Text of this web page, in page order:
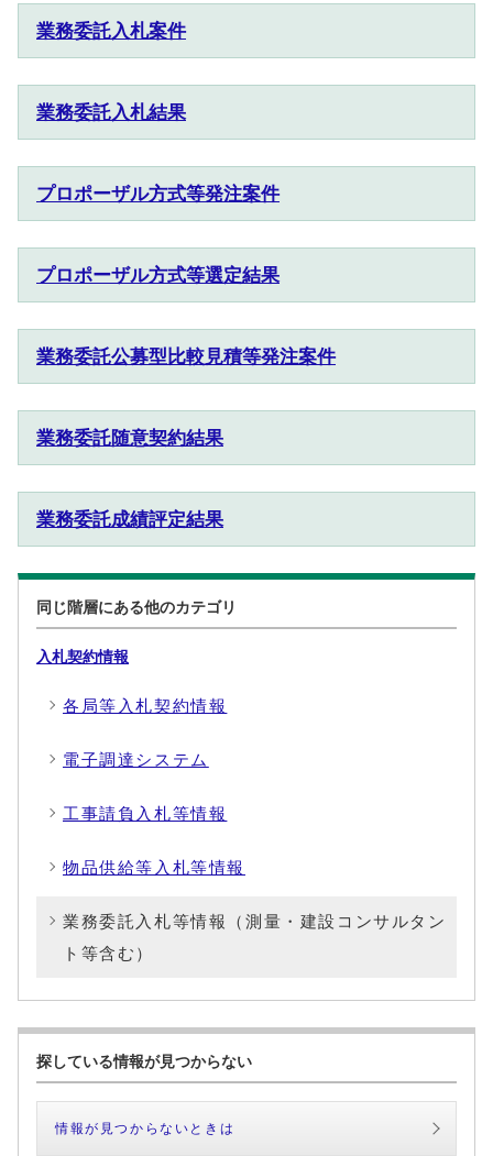
業務委託入札案件
業務委託入札結果
プロポーザル方式等発注案件
プロポーザル方式等選定結果
業務委託公募型比較見積等発注案件
業務委託随意契約結果
業務委託成績評定結果
同じ階層にある他のカテゴリ
入札契約情報
各局等入札契約情報
電子調達システム
工事請負入札等情報
物品供給等入札等情報
業務委託入札等情報（測量・建設コンサルタン
ト等含む）
探している情報が見つからない
情報が見つからないときは